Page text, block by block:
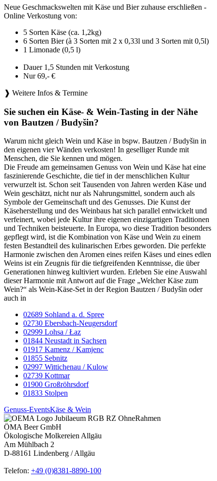
Neue Geschmackswelten mit Käse und Bier zuhause erschließen -
Online Verkostung von:
5 Sorten Käse (ca. 1,2kg)
6 Sorten Bier (à 3 Sorten mit 2 x 0,33l und 3 Sorten mit 0,5l)
1 Limonade (0,5 l)
Dauer 1,5 Stunden mit Verkostung
Nur 69,- €
❱ Weitere Infos & Termine
Sie suchen ein Käse- & Wein-Tasting in der Nähe
von Bautzen / Budyšin?
Warum nicht gleich Wein und Käse in bspw. Bautzen / Budyšin in
den eigenen vier Wänden verkosten! In geselliger Runde mit
Menschen, die Sie kennen und mögen.
Die Freude am gemeinsamen Genuss von Wein und Käse hat eine
faszinierende Geschichte, die tief in der menschlichen Kultur
verwurzelt ist. Schon seit Tausenden von Jahren werden Käse und
Wein geschätzt, nicht nur als Nahrungsmittel, sondern auch als
Symbole der Gemeinschaft und des Genusses. Die Kunst der
Käseherstellung und des Weinbaus hat sich parallel entwickelt und
verfeinert, wobei jede Kultur ihre eigenen einzigartigen Traditionen
und Techniken beisteuerte. In Europa, wo diese Tradition besonders
gepflegt wird, ist die Kombination von Käse und Wein zu einem
festen Bestandteil des kulinarischen Erbes geworden. Die perfekte
Harmonie zwischen den Aromen eines reifen Käses und eines edlen
Weins ist ein Zeugnis für die tiefgreifenden Kenntnisse, die über
Generationen hinweg kultiviert wurden. Erleben Sie eine Auswahl
dieser Harmonie mit Antwort auf die Frage „Welcher Käse zum
Wein?“ als Wein-Käse-Set in der Region Bautzen / Budyšin oder
auch in
02689 Sohland a. d. Spree
02730 Ebersbach-Neugersdorf
02999 Lohsa / Łaz
01844 Neustadt in Sachsen
01917 Kamenz / Kamjenc
01855 Sebnitz
02997 Wittichenau / Kulow
02739 Kottmar
01900 Großröhrsdorf
01833 Stolpen
Genuss-EventsKäse & Wein
ÖMA Beer GmbH
Ökologische Molkereien Allgäu
Am Mühlbach 2
D-88161 Lindenberg / Allgäu
Telefon: +49 (0)8381-8890-100